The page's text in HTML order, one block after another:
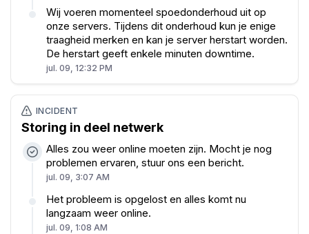
Wij voeren momenteel spoedonderhoud uit op
onze servers. Tijdens dit onderhoud kun je enige
traagheid merken en kan je server herstart worden.
De herstart geeft enkele minuten downtime.
jul. 09, 12:32 PM
INCIDENT
Storing in deel netwerk
Alles zou weer online moeten zijn. Mocht je nog
problemen ervaren, stuur ons een bericht.
jul. 09, 3:07 AM
Het probleem is opgelost en alles komt nu
langzaam weer online.
jul. 09, 1:08 AM